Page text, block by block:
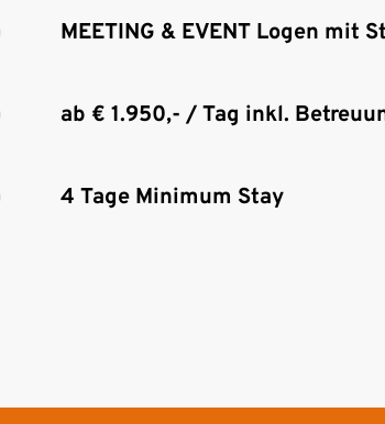
MEETING & EVENT Logen mit
ab € 1.950,- / Tag inkl.
4 Tage Minimum Stay